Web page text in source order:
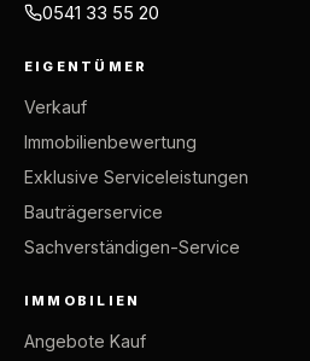
0541 33 55 20
EIGENTÜMER
Verkauf
Immobilienbewertung
Exklusive Serviceleistungen
Bauträgerservice
Sachverständigen-Service
IMMOBILIEN
Angebote Kauf